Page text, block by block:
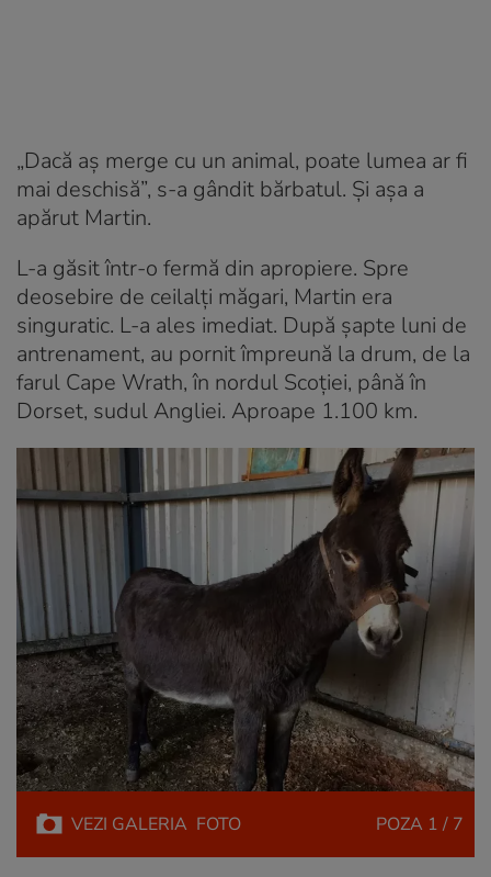
„Dacă aș merge cu un animal, poate lumea ar fi
mai deschisă”, s-a gândit bărbatul. Și așa a
apărut Martin.
L-a găsit într-o fermă din apropiere. Spre
deosebire de ceilalți măgari, Martin era
singuratic. L-a ales imediat. După șapte luni de
antrenament, au pornit împreună la drum, de la
farul Cape Wrath, în nordul Scoției, până în
Dorset, sudul Angliei. Aproape 1.100 km.
VEZI GALERIA FOTO POZA 1 / 7